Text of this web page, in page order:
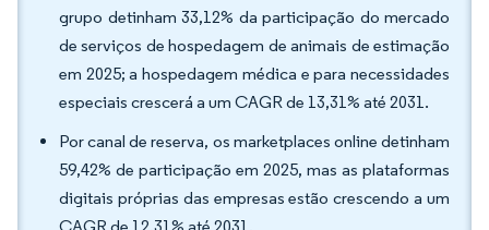
grupo detinham 33,12% da participação do mercado
de serviços de hospedagem de animais de estimação
em 2025; a hospedagem médica e para necessidades
especiais crescerá a um CAGR de 13,31% até 2031.
Por canal de reserva, os marketplaces online detinham
59,42% de participação em 2025, mas as plataformas
digitais próprias das empresas estão crescendo a um